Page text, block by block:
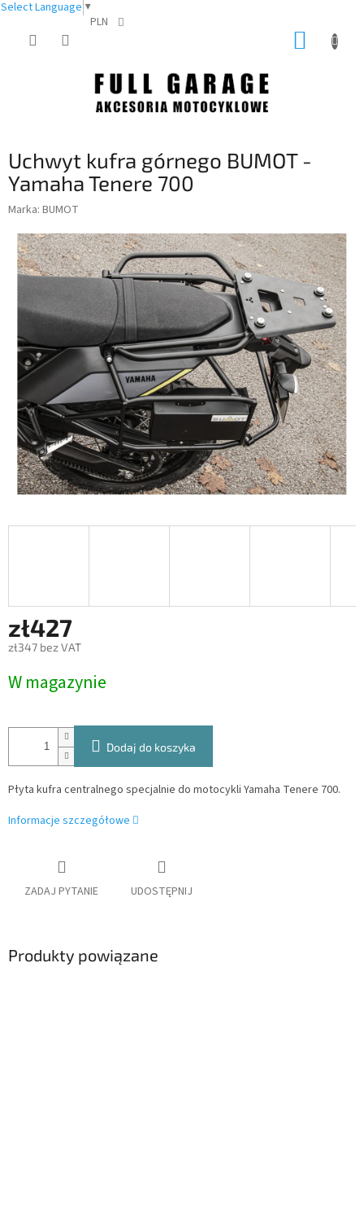
Select Language ▼
PLN
Uchwyt kufra górnego BUMOT -
Yamaha Tenere 700
Marka: BUMOT
zł427
zł347 bez VAT
jednostkowa:
W magazynie
Dodaj do koszyka
Płyta kufra centralnego specjalnie do motocykli Yamaha Tenere 700.
Informacje szczegółowe
ZADAJ PYTANIE UDOSTĘPNIJ
Produkty powiązane